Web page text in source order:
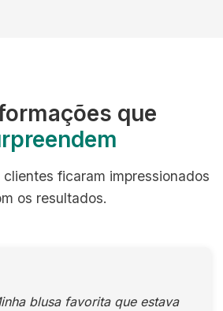
que
ficaram impressionados
os resultados.
blusa favorita que estava